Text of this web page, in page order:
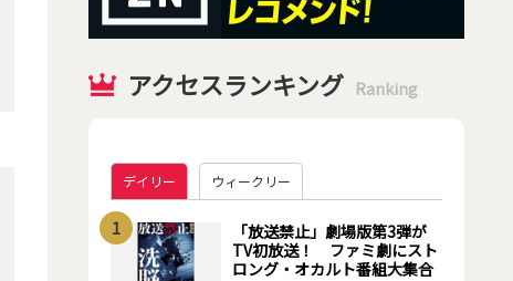
アクセスランキング Ranking
デイリー ウィークリー
1
「放送禁止」劇場版第3弾が
TV初放送！ ファミ劇にスト
ロング・オカルト番組大集合